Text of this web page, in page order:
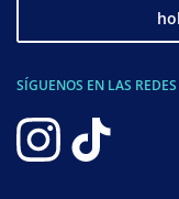
SÍGUENOS EN LAS REDES